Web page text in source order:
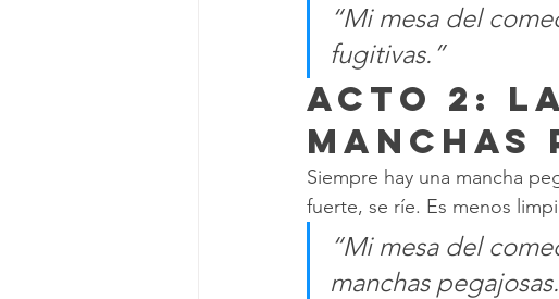
“Mi mesa del
fugitivas.”
Acto 2:
Manchas
Siempre hay una mancha
fuerte, se ríe. Es menos
“Mi mesa del
manchas